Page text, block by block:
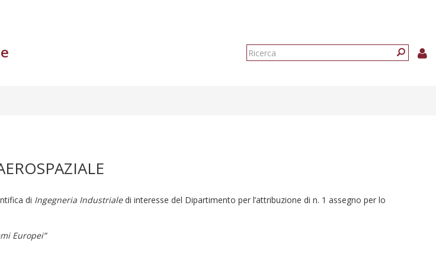
Form
di Ingegneria Industrialedi interesse del Dipartimento per l’attribuzione di n. 1 assegno per lo
Europei”